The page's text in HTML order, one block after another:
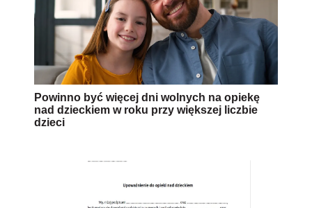
Powinno być więcej dni wolnych na opiekę
nad dzieckiem w roku przy większej liczbie
dzieci